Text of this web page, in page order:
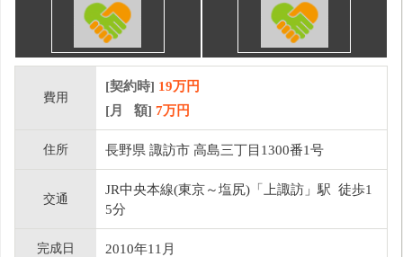
費用
[契約時] 19万円
[月 額] 7万円
住所 長野県 諏訪市 高島三丁目1300番1号
交通
JR中央本線(東京～塩尻)「上諏訪」駅 徒歩1
5分
完成日 2010年11月